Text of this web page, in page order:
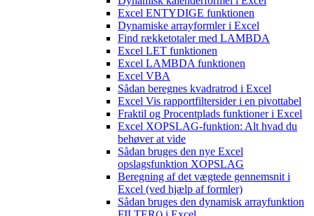
Excel ENTYDIGE funktionen
Dynamiske arrayformler i Excel
Find rækketotaler med LAMBDA
Excel LET funktionen
Excel LAMBDA funktionen
Excel VBA
Sådan beregnes kvadratrod i Excel
Excel Vis rapportfiltersider i en pivottabel
Fraktil og Procentplads funktioner i Excel
Excel XOPSLAG-funktion: Alt hvad du
behøver at vide
Sådan bruges den nye Excel
opslagsfunktion XOPSLAG
Beregning af det vægtede gennemsnit i
Excel (ved hjælp af formler)
Sådan bruges den dynamisk arrayfunktion